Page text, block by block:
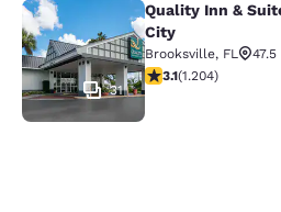
Quality Inn &
31
Quality Inn &
City
Brooksville, FL
3.14-Sterne-
3.1(1.204)